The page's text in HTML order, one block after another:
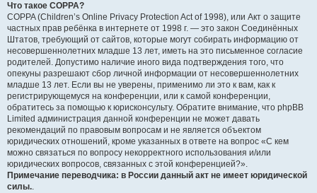
Что такое COPPA?
COPPA (Children’s Online Privacy Protection Act of 1998), или Акт о защите
частных прав ребёнка в интернете от 1998 г. — это закон Соединённых
Штатов, требующий от сайтов, которые могут собирать информацию от
несовершеннолетних младше 13 лет, иметь на это письменное согласие
родителей. Допустимо наличие иного вида подтверждения того, что
опекуны разрешают сбор личной информации от несовершеннолетних
младше 13 лет. Если вы не уверены, применимо ли это к вам, как к
регистрирующемуся на конференции, или к самой конференции,
обратитесь за помощью к юрисконсульту. Обратите внимание, что phpBB
Limited администрация данной конференции не может давать
рекомендаций по правовым вопросам и не является объектом
юридических отношений, кроме указанных в ответе на вопрос «С кем
можно связаться по вопросу некорректного использования и/или
юридических вопросов, связанных с этой конференцией?».
Примечание переводчика: в России данный акт не имеет юридической
силы..